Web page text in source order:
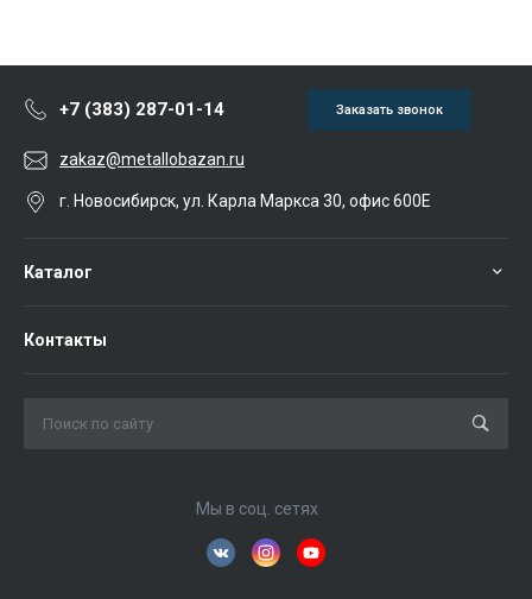
+7 (383) 287-01-14 Заказать звонок
zakaz@metallobazan.ru
г. Новосибирск, ул. Карла Маркса 30, офис 600Е
Каталог
Контакты
Мы в соц. сетях